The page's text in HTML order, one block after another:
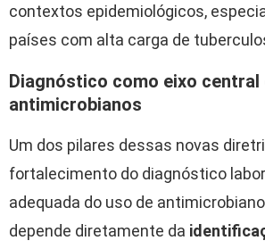
contextos epidemiológicos,
países com alta carga de
Diagnóstico como eixo
antimicrobianos
Um dos pilares dessas novas
fortalecimento do diagnóstico
adequada do uso de
depende diretamente da